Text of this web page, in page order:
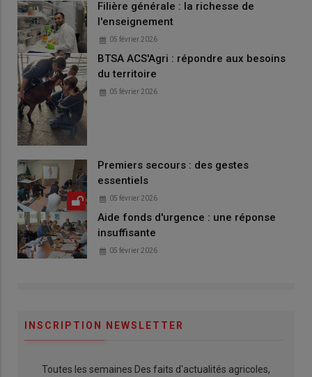
Filière générale : la richesse de
l'enseignement
05 février 2026
BTSA ACS'Agri : répondre aux besoins
du territoire
05 février 2026
Premiers secours : des gestes
essentiels
05 février 2026
Aide fonds d'urgence : une réponse
insuffisante
05 février 2026
INSCRIPTION NEWSLETTER
Toutes les semaines Des faits d'actualités agricoles,